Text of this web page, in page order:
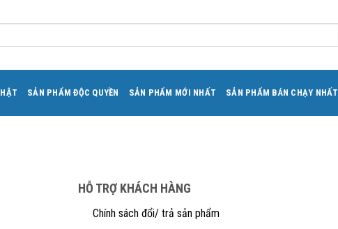
SẢN PHẨM ĐỘC QUYỀN SẢN PHẨM MỚI NHẤT SẢN PHẨM BÁN CHẠY NHẤT
HỖ TRỢ KHÁCH HÀNG
Chính sách đổi/ trả sản phẩm